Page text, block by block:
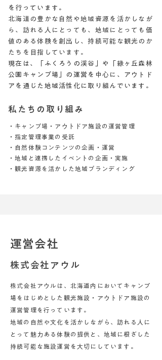
を行っています。
北海道の豊かな自然や地域資源を活かしなが
ら、訪れる人にとっても、地域にとっても価
値のある体験を創出し、持続可能な観光のか
たちを目指しています。
現在は、「ふくろうの渓谷」や「緑ヶ丘森林
公園キャンプ場」の運営を中心に、アウトド
アを通じた地域活性化に取り組んでいます。
私たちの取り組み
・キャンプ場・アウトドア施設の運営管理
・指定管理事業の受託
・自然体験コンテンツの企画・運営
・地域と連携したイベントの企画・実施
・観光資源を活かした地域ブランディング
運営会社
株式会社アウル
株式会社アウルは、北海道内においてキャンプ
場をはじめとした観光施設・アウトドア施設の
運営管理を行っています。
地域の自然や文化を活かしながら、訪れる人に
とって魅力ある体験の提供と、地域に根ざした
持続可能な施設運営を大切にしています。